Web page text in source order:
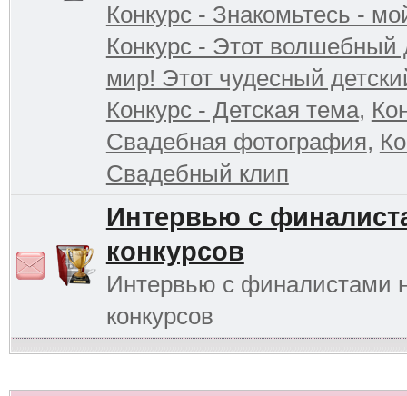
Конкурс - Знакомьтесь -
Конкурс - Этот волшебный
мир! Этот чудесный
Конкурс - Детская тема,
Свадебная фотография,
Свадебный клип
Интервью с
конкурсов
Интервью с финалистами
конкурсов